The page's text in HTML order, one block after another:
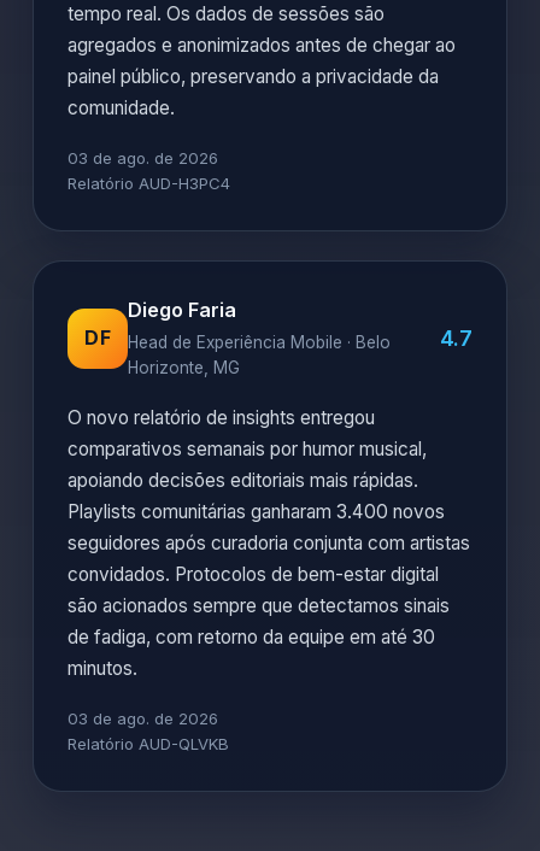
tempo real. Os dados de sessões são
agregados e anonimizados antes de chegar ao
painel público, preservando a privacidade da
comunidade.
03 de ago. de 2026
Relatório AUD-H3PC4
DF
Diego Faria
Head de Experiência Mobile · Belo
Horizonte, MG
4.7
O novo relatório de insights entregou
comparativos semanais por humor musical,
apoiando decisões editoriais mais rápidas.
Playlists comunitárias ganharam 3.400 novos
seguidores após curadoria conjunta com artistas
convidados. Protocolos de bem-estar digital
são acionados sempre que detectamos sinais
de fadiga, com retorno da equipe em até 30
minutos.
03 de ago. de 2026
Relatório AUD-QLVKB